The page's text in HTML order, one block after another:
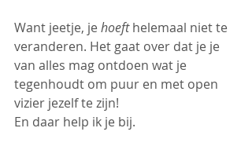
Want jeetje, je hoeft helemaal niet te
veranderen. Het gaat over dat je je
van alles mag ontdoen wat je
tegenhoudt om puur en met open
vizier jezelf te zijn!
En daar help ik je bij.